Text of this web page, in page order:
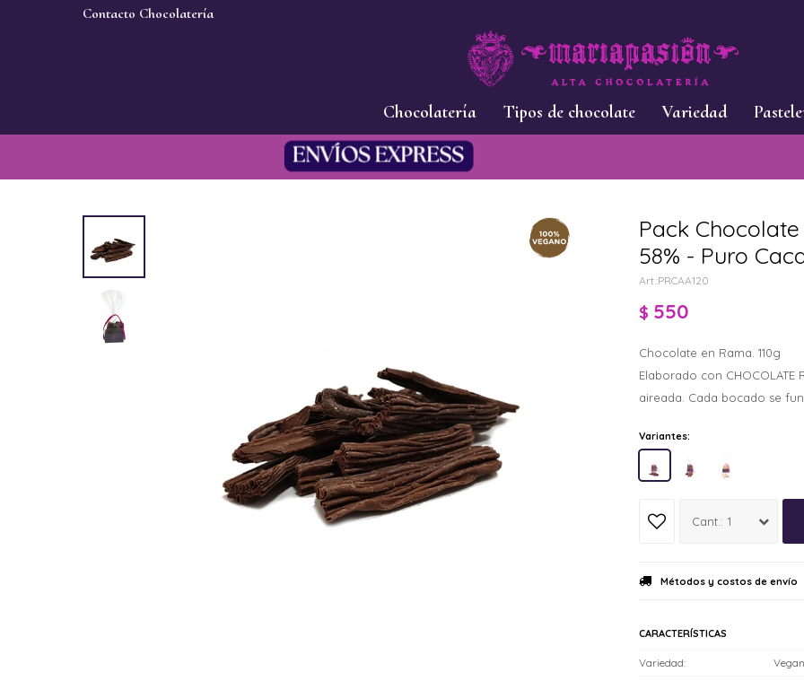
Chocolatería Tipos de chocolate Variedad
Contacto Chocolatería
Pack
58% - Puro
PRCAA120
$ 550
Chocolate en Rama. 110g
Elaborado con
aireada. Cada bocado se
Variantes:
1
Métodos y costos de envío
CARACTERÍSTICAS
Variedad